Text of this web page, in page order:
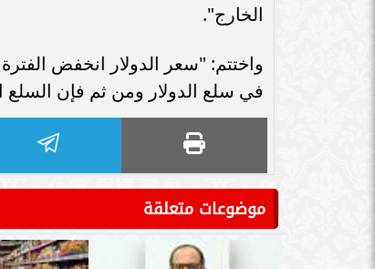
الخارج".
في سلع الدولار ومن ثم فإن
موضوعات متعلقة
سامر شقير: اتفاقيات السعودية وروسيا
الـ30 تمهد لاستثمارات استراتيجية واعدة
في رؤية...
سامر
جديداً